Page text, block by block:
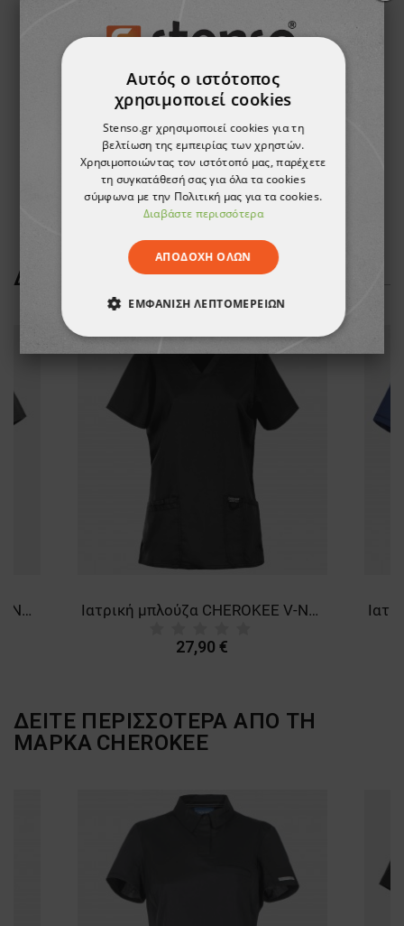
ΣΑΣ ΑΡΈΣΟΥΝ
ΔΕΊΤΕ ΠΕΡΙΣΣΌΤΕΡΑ
Ιατρική μπλούζα CHEROKEE V-NECK GREY WWE670. Men's Ιατρική μπλούζα CHEROKEE V-NECK BLACK WWE620
27,90 €
ΔΕΙΤΕ ΠΕΡΙΣΣΟΤΕΡΑ ΑΠΟ ΤΗ
ΜΑΡΚΑ CHEROKEE
Αυτός ο ιστότοπος
χρησιμοποιεί cookies
Stenso.gr χρησιμοποιεί cookies για τη
βελτίωση της εμπειρίας των χρηστών.
Χρησιμοποιώντας τον ιστότοπό μας, παρέχετε
τη συγκατάθεσή σας για όλα τα cookies
σύμφωνα με την Πολιτική μας για τα cookies.
Διαβάστε περισσότερα
ΑΠΟΔΟΧΉ ΌΛΩΝ
ΕΜΦΆΝΙΣΗ ΛΕΠΤΟΜΕΡΕΙΏΝ
ΑΠΟΛΎΤΩΣ ΑΠΑΡΑΊΤΗΤΑ
ΑΠΌΔΟΣΗΣ ΣΤΌΧΕΥΣΗΣ
ΛΕΙΤΟΥΡΓΙΚΌΤΗΤΑΣ